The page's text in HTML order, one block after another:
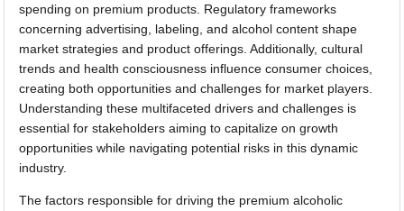
spending on premium products. Regulatory frameworks
concerning advertising, labeling, and alcohol content shape
market strategies and product offerings. Additionally, cultural
trends and health consciousness influence consumer choices,
creating both opportunities and challenges for market players.
Understanding these multifaceted drivers and challenges is
essential for stakeholders aiming to capitalize on growth
opportunities while navigating potential risks in this dynamic
industry.
The factors responsible for driving the premium alcoholic